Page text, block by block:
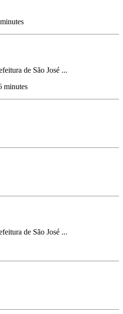
de São José ...
minutes
de São José ...